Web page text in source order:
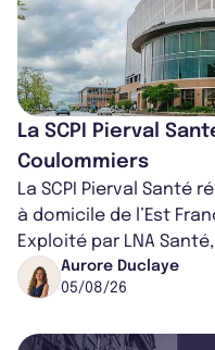
La SCPI Pierval
Coulommiers
La SCPI Pierval Santé
à domicile de l’Est
Exploité par LNA
médical croissant, qui
Aurore Duclaye
05/08/26